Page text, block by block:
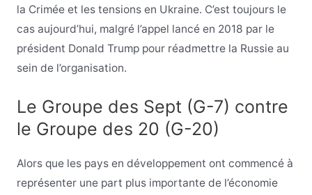
la Crimée et les tensions en Ukraine. C’est toujours le
cas aujourd’hui, malgré l’appel lancé en 2018 par le
président Donald Trump pour réadmettre la Russie au
sein de l’organisation.
Le Groupe des Sept (G-7) contre
le Groupe des 20 (G-20)
Alors que les pays en développement ont commencé à
représenter une part plus importante de l’économie